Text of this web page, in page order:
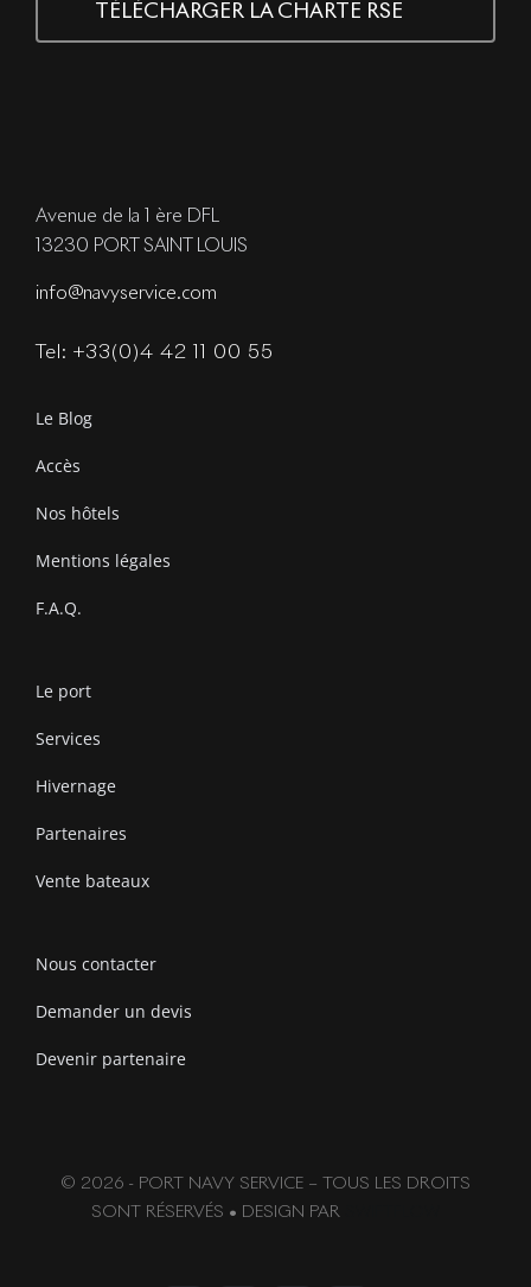
TÉLÉCHARGER LA CHARTE RSE
Avenue de la 1 ère DFL
13230 PORT SAINT LOUIS
info@navyservice.com
Tel: +33(0)4 42 11 00 55
Le Blog
Accès
Nos hôtels
Mentions légales
F.A.Q.
Le port
Services
Hivernage
Partenaires
Vente bateaux
Nous contacter
Demander un devis
Devenir partenaire
© 2026 - PORT NAVY SERVICE – TOUS LES DROITS
SONT RÉSERVÉS • DESIGN PAR